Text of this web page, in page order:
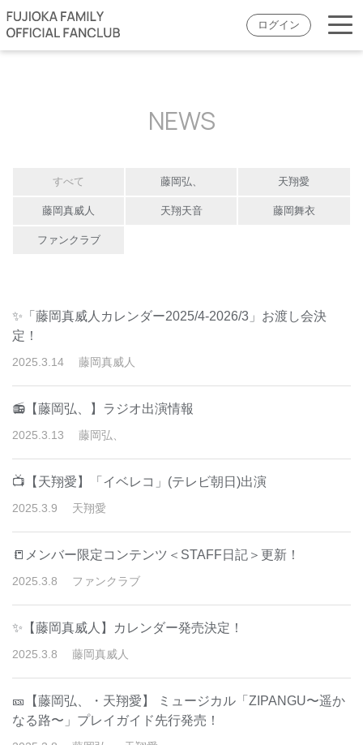
ログイン
NEWS
すべて 藤岡弘、 天翔愛
藤岡真威人 天翔天音 藤岡舞衣
ファンクラブ
✨「藤岡真威人カレンダー2025/4-2026/3」お渡し会決
定！
2025 3 14 藤岡真威人
📻【藤岡弘、】ラジオ出演情報
2025 3 13 藤岡弘、
📺【天翔愛】「イベレコ」(テレビ朝日)出演
2025 3 9 天翔愛
📒メンバー限定コンテンツ＜STAFF日記＞更新！
2025 3 8 ファンクラブ
✨【藤岡真威人】カレンダー発売決定！
2025 3 8 藤岡真威人
🎫【藤岡弘、・天翔愛】 ミュージカル「ZIPANGU〜遥か
なる路〜」プレイガイド先行発売！